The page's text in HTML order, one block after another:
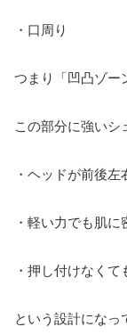
・口周り
つまり「凹凸ゾー
この部分に強いシ
・ヘッドが前後左
・軽い力でも肌に
・押し付けなくて
という設計になっ